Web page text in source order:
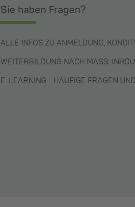
Sie haben Fragen?
ALLE INFOS ZU ANMELDUNG,
WEITERBILDUNG NACH MASS:
E-LEARNING - HÄUFIGE FRAGEN